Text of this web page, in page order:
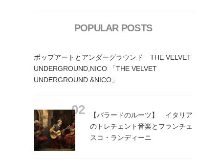
POPULAR POSTS
ポップアートとアンダーグラウンド THE VELVET
UNDERGROUND,NICO 「THE VELVET
UNDERGROUND &NICO」
【バラードのルーツ】 イタリア
のトレチェント音楽とフランチェ
スコ・ランディーニ